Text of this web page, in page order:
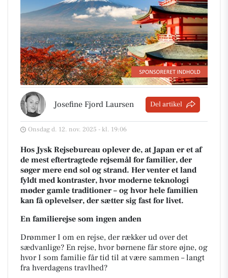
Josefine Fjord Laursen Del artikel
Onsdag d. 12. nov. 2025 - kl. 19:06
Hos Jysk Rejsebureau oplever de, at Japan er et af
de mest eftertragtede rejsemål for familier, der
søger mere end sol og strand. Her venter et land
fyldt med kontraster, hvor moderne teknologi
møder gamle traditioner – og hvor hele familien
kan få oplevelser, der sætter sig fast for livet.
En familierejse som ingen anden
Drømmer I om en rejse, der rækker ud over det
sædvanlige? En rejse, hvor børnene får store øjne, og
hvor I som familie får tid til at være sammen – langt
fra hverdagens travlhed?